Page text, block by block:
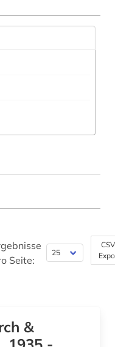
Seite:
&